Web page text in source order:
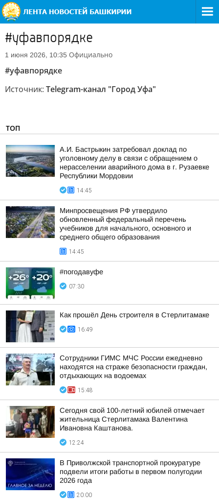
#уфавпорядке
1 июня 2026, 10:35 Официально
#уфавпорядке
Источник: Telegram-канал "Город Уфа"
ТОП
А.И. Бастрыкин затребовал доклад по
уголовному делу в связи с обращением о
нерасселении аварийного дома в г. Рузаевке
Республики Мордовии
14:45
Минпросвещения РФ утвердило
обновленный федеральный перечень
учебников для начального, основного и
среднего общего образования
14:45
#погодавуфе
07:30
Как прошёл День строителя в Стерлитамаке
16:49
Сотрудники ГИМС МЧС России ежедневно
находятся на страже безопасности граждан,
отдыхающих на водоемах
15:48
Сегодня свой 100-летний юбилей отмечает
жительница Стерлитамака Валентина
Ивановна Каштанова.
12:24
В Приволжской транспортной прокуратуре
подвели итоги работы в первом полугодии
2026 года
20:00